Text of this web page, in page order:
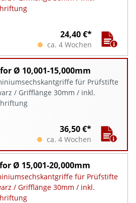
24,40 €*
ca. 4 Wochen
Ø 10,001-15,000mm
für Prüfstifte
/ Grifflänge 30mm / inkl.
36,50 €*
ca. 4 Wochen
Ø 15,001-20,000mm
für Prüfstifte
/ Grifflänge 30mm / inkl.